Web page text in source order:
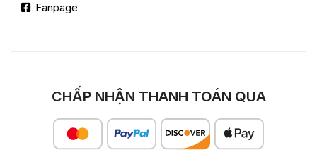
Fanpage
CHẤP NHẬN THANH TOÁN QUA